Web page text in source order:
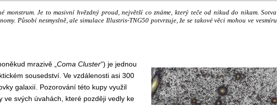
Je to masivní hvězdný proud, největší co známe, který teče od nikud do nikam. Sotva
Působí nesmyslně, ale simulace Illustris-TNG50 potvrzuje, že se takové věci mohou ve vesmíru
mrazivě „ Coma Cluster“) je jednou
sousedství. Ve vzdálenosti asi 300
galaxií. Pozorování této kupy využil
svých úvahách, které později vedly ke